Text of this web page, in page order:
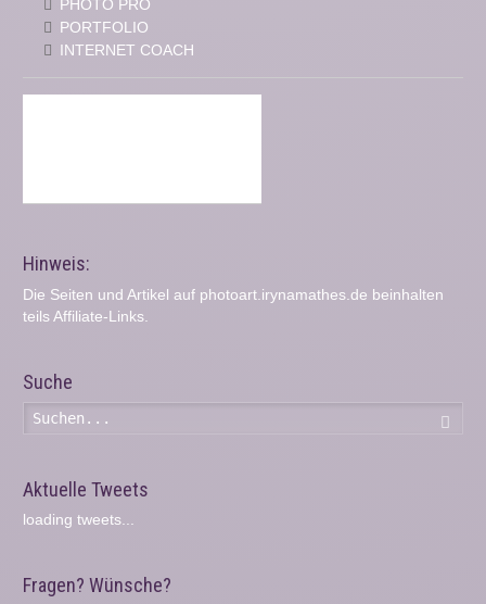
PHOTO PRO
PORTFOLIO
INTERNET COACH
Hinweis:
Die Seiten und Artikel auf photoart.irynamathes.de beinhalten
teils Affiliate-Links.
Suche
Aktuelle Tweets
loading tweets...
Fragen? Wünsche?